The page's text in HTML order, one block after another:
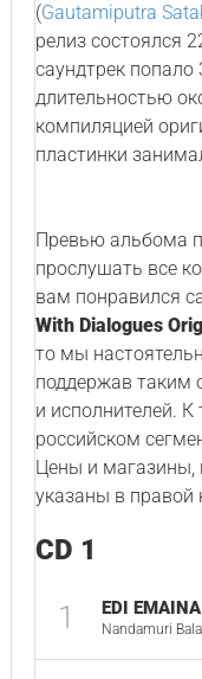
(Gautamiputra
релиз состоялся
саундтрек
длительностью
компиляцией
пластинки
Превью альбома
прослушать все
вам понравился
With Dialogues
то мы
поддержав таким
и исполнителей.
российском
Цены и магазины,
указаны в правой
CD 1
1 EDI
Nandamuri